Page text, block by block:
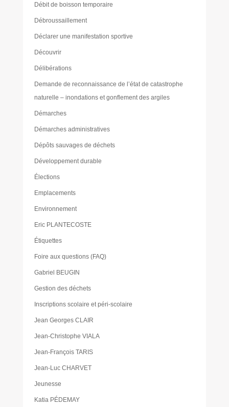
Débit de boisson temporaire
Débroussaillement
Déclarer une manifestation sportive
Découvrir
Délibérations
Demande de reconnaissance de l’état de catastrophe
naturelle – inondations et gonflement des argiles
Démarches
Démarches administratives
Dépôts sauvages de déchets
Développement durable
Élections
Emplacements
Environnement
Eric PLANTECOSTE
Étiquettes
Foire aux questions (FAQ)
Gabriel BEUGIN
Gestion des déchets
Inscriptions scolaire et péri-scolaire
Jean Georges CLAIR
Jean-Christophe VIALA
Jean-François TARIS
Jean-Luc CHARVET
Jeunesse
Katia PÉDEMAY